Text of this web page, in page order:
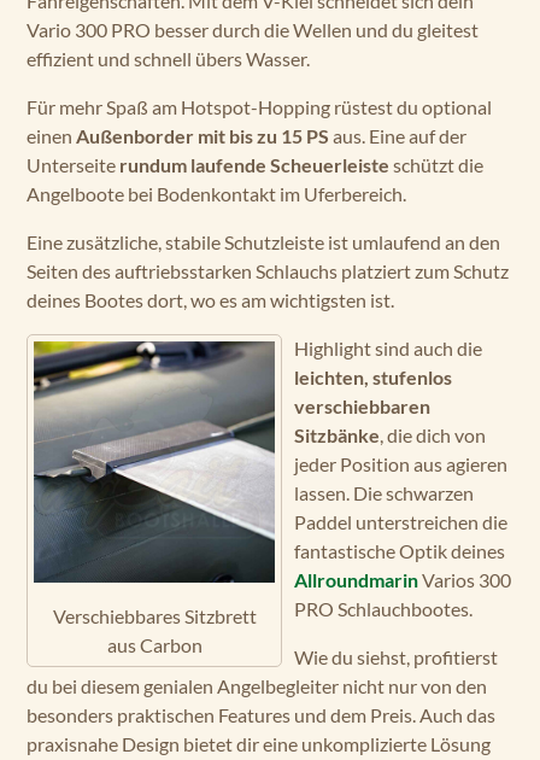
Vario 300 PRO besser durch die Wellen und du gleitest
effizient und schnell übers Wasser.
Für mehr Spaß am Hotspot-Hopping rüstest du optional
einen Außenborder mit bis zu 15 PS aus. Eine auf der
Unterseite rundum laufende Scheuerleiste schützt die
Angelboote bei Bodenkontakt im Uferbereich.
Eine zusätzliche, stabile Schutzleiste ist umlaufend an den
Seiten des auftriebsstarken Schlauchs platziert zum Schutz
deines Bootes dort, wo es am wichtigsten ist.
Verschiebbares Sitzbrett
aus Carbon
Highlight sind auch die
leichten, stufenlos
verschiebbaren
Sitzbänke, die dich von
jeder Position aus agieren
lassen. Die schwarzen
Paddel unterstreichen die
fantastische Optik deines
AllroundmarinVarios 300
PRO Schlauchbootes.
Wie du siehst, profitierst
du bei diesem genialen Angelbegleiter nicht nur von den
besonders praktischen Features und dem Preis. Auch das
praxisnahe Design bietet dir eine unkomplizierte Lösung